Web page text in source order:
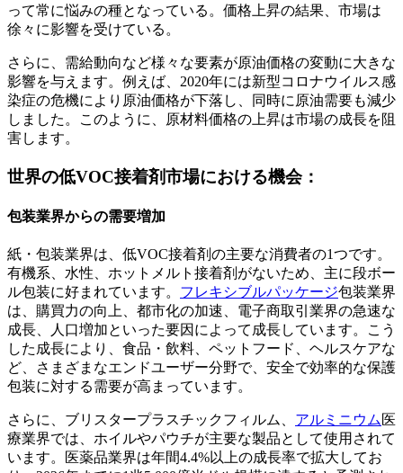
って常に悩みの種となっている。価格上昇の結果、市場は
徐々に影響を受けている。
さらに、需給動向など様々な要素が原油価格の変動に大きな
影響を与えます。例えば、2020年には新型コロナウイルス感
染症の危機により原油価格が下落し、同時に原油需要も減少
しました。このように、原材料価格の上昇は市場の成長を阻
害します。
世界の低VOC接着剤市場における機会：
包装業界からの需要増加
紙・包装業界は、低VOC接着剤の主要な消費者の1つです。
有機系、水性、ホットメルト接着剤がないため、主に段ボー
ル包装に好まれています。 フレキシブルパッケージ包装業界
は、購買力の向上、都市化の加速、電子商取引業界の急速な
成長、人口増加といった要因によって成長しています。こう
した成長により、食品・飲料、ペットフード、ヘルスケアな
ど、さまざまなエンドユーザー分野で、安全で効率的な保護
包装に対する需要が高まっています。
さらに、ブリスタープラスチックフィルム、 アルミニウム 医
療業界では、ホイルやパウチが主要な製品として使用されて
います。医薬品業界は年間4.4%以上の成長率で拡大してお